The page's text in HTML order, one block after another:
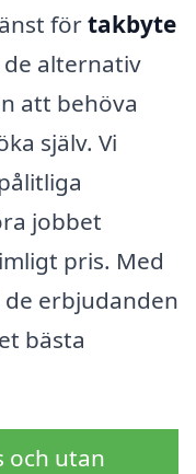
förtakbyte
de alternativ
att behöva
själv. Vi
jobbet
pris. Med
erbjudanden
bästa
och utan